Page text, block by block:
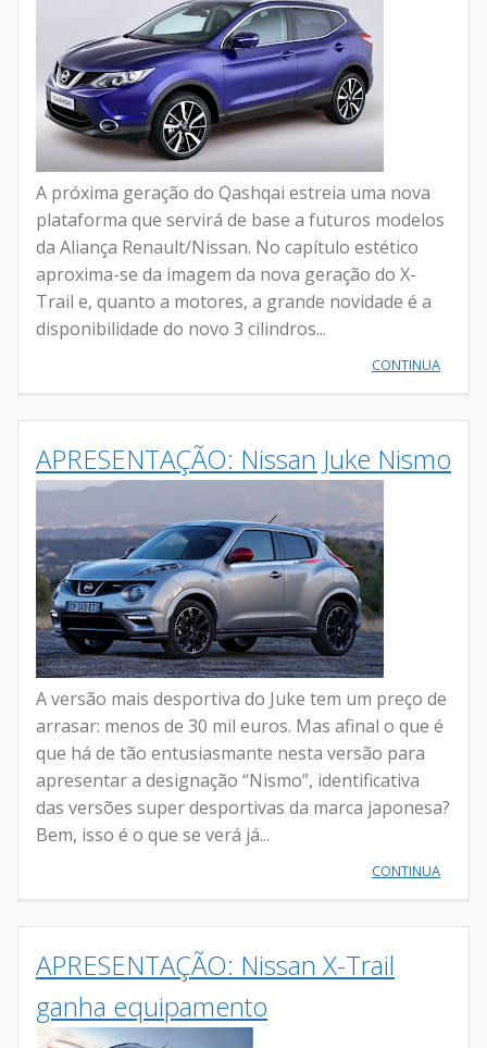
A próxima geração do Qashqai estreia uma nova
plataforma que servirá de base a futuros modelos
da Aliança Renault/Nissan. No capítulo estético
aproxima-se da imagem da nova geração do X-
Trail e, quanto a motores, a grande novidade é a
disponibilidade do novo 3 cilindros...
CONTINUA
APRESENTAÇÃO: Nissan Juke Nismo
A versão mais desportiva do Juke tem um preço de
arrasar: menos de 30 mil euros. Mas afinal o que é
que há de tão entusiasmante nesta versão para
apresentar a designação “Nismo”, identificativa
das versões super desportivas da marca japonesa?
Bem, isso é o que se verá já...
CONTINUA
APRESENTAÇÃO: Nissan X-Trail
ganha equipamento